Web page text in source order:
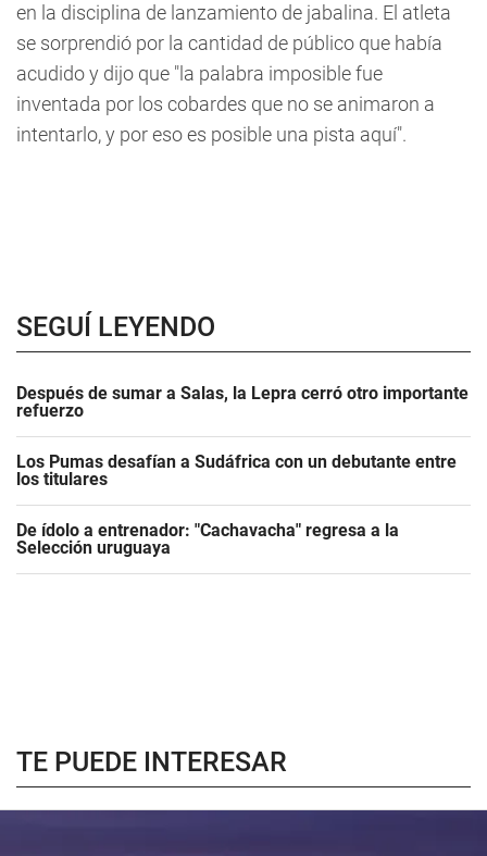
en la disciplina de lanzamiento de jabalina. El atleta
se sorprendió por la cantidad de público que había
acudido y dijo que "la palabra imposible fue
inventada por los cobardes que no se animaron a
intentarlo, y por eso es posible una pista aquí".
SEGUÍ LEYENDO
Después de sumar a Salas, la Lepra cerró otro importante
refuerzo
Los Pumas desafían a Sudáfrica con un debutante entre
los titulares
De ídolo a entrenador: "Cachavacha" regresa a la
Selección uruguaya
TE PUEDE INTERESAR